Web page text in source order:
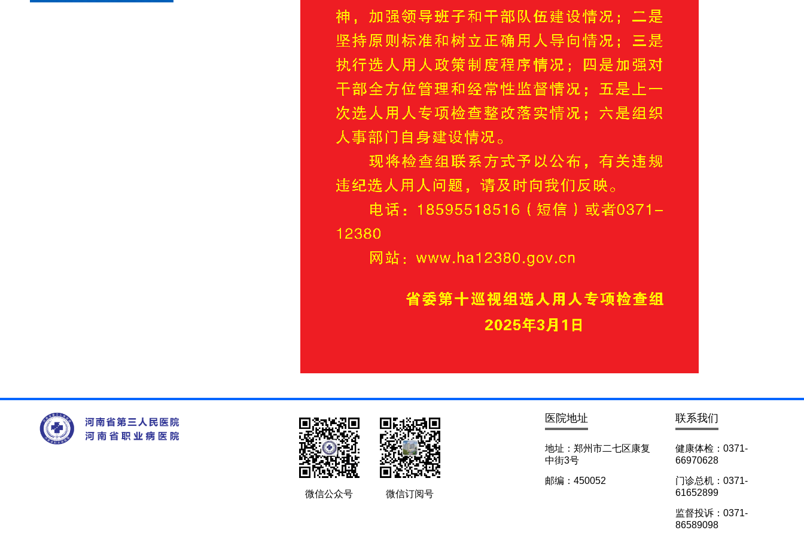
微信公众号 微信订阅号
医院地址
地址：郑州市二七区康复
中街3号
邮编：450052
联系我们
健康体检：0371-
66970628
门诊总机：0371-
61652899
监督投诉：0371-
86589098